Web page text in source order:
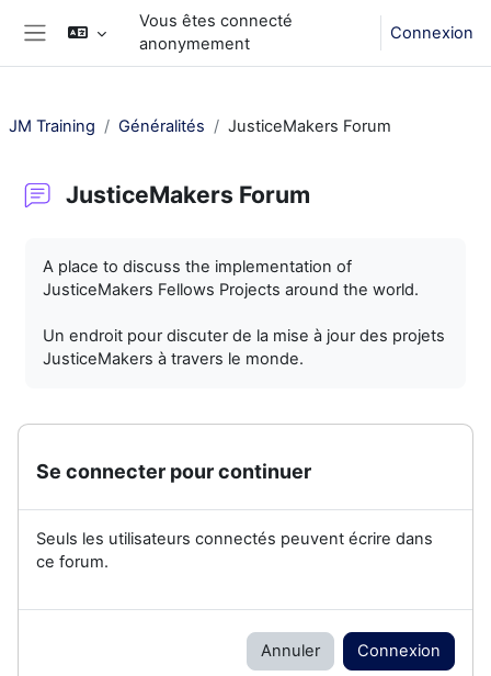
Passer au contenu principal
Panneau latéral
Vous êtes connecté
anonymement
Connexion
JM Training Généralités JusticeMakers Forum
JusticeMakers Forum
A place to discuss the implementation of
JusticeMakers Fellows Projects around the world.
Un endroit pour discuter de la mise à jour des projets
JusticeMakers à travers le monde.
Se connecter pour continuer
Seuls les utilisateurs connectés peuvent écrire dans
ce forum.
Annuler Connexion